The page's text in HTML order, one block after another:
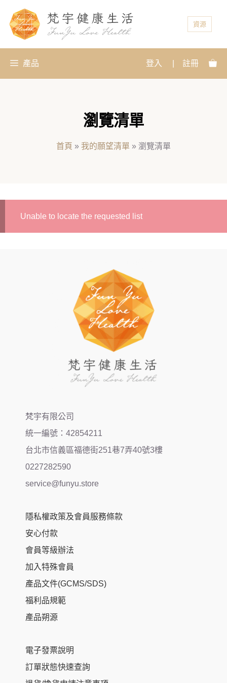
資源
產品 登入 註冊
瀏覽清單
首頁 » 我的願望清單 » 瀏覽清單
Unable to locate the requested list
梵宇有限公司
統一編號：42854211
台北市信義區福德街251巷7弄40號3樓
0227282590
service@funyu.store
隱私權政策及會員服務條款
安心付款
會員等級辦法
加入特殊會員
產品文件(GCMS/SDS)
福利品規範
產品朔源
電子發票說明
訂單狀態快速查詢